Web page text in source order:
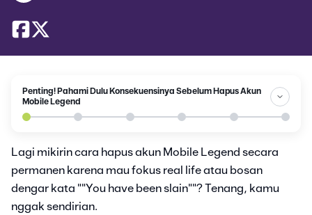
Penting! Pahami Dulu Konsekuensinya Sebelum Hapus Akun
Mobile Legend
Lagi mikirin cara hapus akun Mobile Legend secara
permanen karena mau fokus real life atau bosan
dengar kata ""You have been slain""? Tenang, kamu
nggak sendirian.